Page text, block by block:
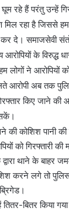
रहे हैं परंतु उन्हें
मिल रहा है जिससे
दे। समाजसेवी
आरोपियों के विरुद्ध
लोगों ने आरोपियों
आरोपी अब तक
किए जाने
कोशिश पानी की
को गिरफ्तारी की
थाने के बाहर
करने लगे तो पुलिस
बितर किया